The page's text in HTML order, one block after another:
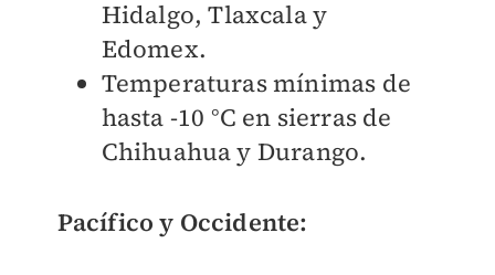
Hidalgo, Tlaxcala y
Edomex.
Temperaturas mínimas de
hasta -10 °C en sierras de
Chihuahua y Durango.
Pacífico y Occidente: